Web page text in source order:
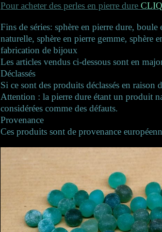
Pour acheter des perles en pierre dure
Fins de séries: sphère en pierre dure,
naturelle, sphère en pierre gemme, sphère
fabrication de bijoux
Les articles vendus ci-dessous sont en
Déclassés
Si ce sont des produits déclassés en raison
Attention : la pierre dure étant un produit
considérées comme des défauts.
Provenance
Ces produits sont de provenance